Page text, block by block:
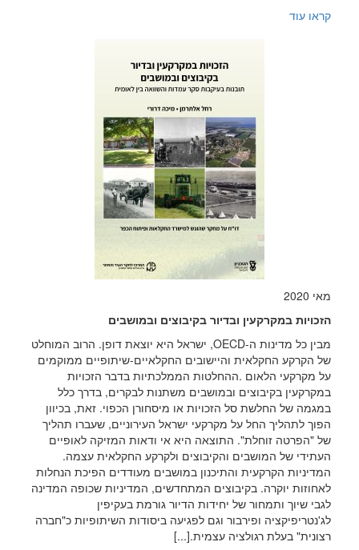
קראו עוד
מאי 2020
הזכויות במקרקעין ובדיור בקיבוצים ובמושבים
מבין כל מדינות ה-OECD, ישראל היא יוצאת דופן. הרוב המוחלט
של הקרקע החקלאית והיישובים החקלאיים-שיתופיים ממוקמים
על מקרקעי הלאום .ההחלטות הממלכתיות בדבר הזכויות
במקרקעין בקיבוצים ובמושבים משתנות לבקרים, בדרך כלל
במגמה של החלשת סל הזכויות או מיסחורן הכפוי. זאת, בכיוון
הפוך לתהליך החל על מקרקעי ישראל העירוניים, שעברו תהליך
של "הפרטה זוחלת". התוצאה היא אי ודאות המזיקה לאופיים
העתידי של המושבים והקיבוצים ולקרקע החקלאית עצמה.
המדיניות הקרקעית והתיכנון במושבים מעודדים הפיכת הנחלות
לאחוזות יוקרה. בקיבוצים המתחדשים, המדיניות שכופה המדינה
לגבי שיוך ותמחור של יחידות הדיור גורמת בעקיפין
לג'נטריפיקציה ופירבור וגם לפגיעה ביסודות השיתופיות כ"חברה
רצונית" בעלת רגולציה עצמית.[...]